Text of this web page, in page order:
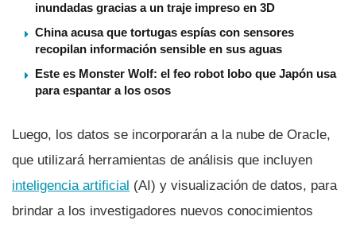
inundadas gracias a un traje impreso en 3D
China acusa que tortugas espías con sensores
recopilan información sensible en sus aguas
Este es Monster Wolf: el feo robot lobo que Japón usa
para espantar a los osos
Luego, los datos se incorporarán a la nube de Oracle,
que utilizará herramientas de análisis que incluyen
inteligencia artificial (AI) y visualización de datos, para
brindar a los investigadores nuevos conocimientos